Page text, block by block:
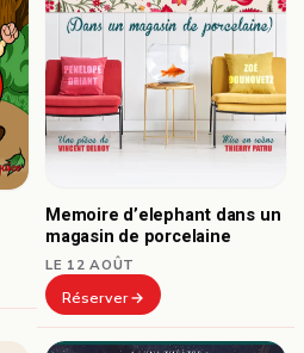
Memoire d’elephant dans un
magasin de porcelaine
LE 12 AOÛT
Réserver